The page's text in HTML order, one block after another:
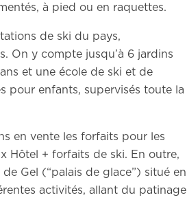
à pied ou en raquettes.
de ski du pays,
On y compte jusqu’à 6 jardins
et une école de ski et de
pour enfants, supervisés toute la
en vente les forfaits pour les
Hôtel + forfaits de ski. En outre,
Gel (“palais de glace”) situé en
activités, allant du patinage